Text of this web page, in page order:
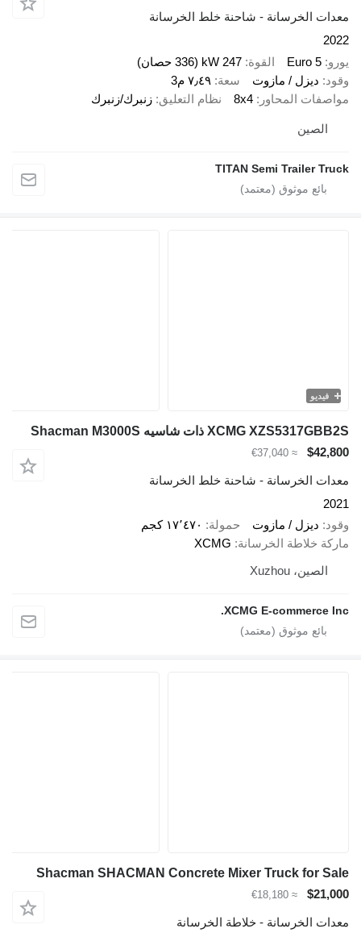
معدات الخرسانة - شاحنة خلط الخرسانة
2022
يورو Euro 5 القوة 247 kW (336 حصان)
وقود ديزل / مازوت سعة ٧٫٤٩ م3
مواصفات المحاور
8x4 نظام التعليق زنبرك/زنبرك
الصين
TITAN Semi Trailer Truck
فيديو
XCMG XZS5317GBB2S ذات شاسيه Shacman M3000S
$42,800
≈ €37,040
معدات الخرسانة - شاحنة خلط الخرسانة
2021
وقود ديزل / مازوت حمولة
١٧٬٤٧٠ كجم
ماركة خلاطة الخرسانة XCMG
الصين، Xuzhou
XCMG E-commerce Inc.
Shacman SHACMAN Concrete Mixer Truck for Sale
$21,000
≈ €18,180
معدات الخرسانة - خلاطة الخرسانة